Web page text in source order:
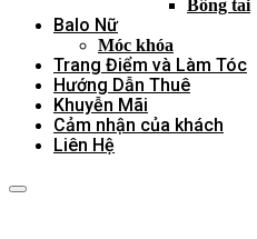
Bông tai
Balo Nữ
Móc khóa
Trang Điểm và Làm Tóc
Hướng Dẫn Thuê
Khuyễn Mãi
Cảm nhận của khách
Liên Hệ